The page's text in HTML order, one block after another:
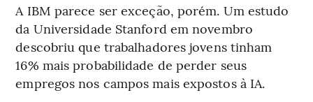
A IBM parece ser exceção, porém. Um estudo
da Universidade Stanford em novembro
descobriu que trabalhadores jovens tinham
16% mais probabilidade de perder seus
empregos nos campos mais expostos à IA.